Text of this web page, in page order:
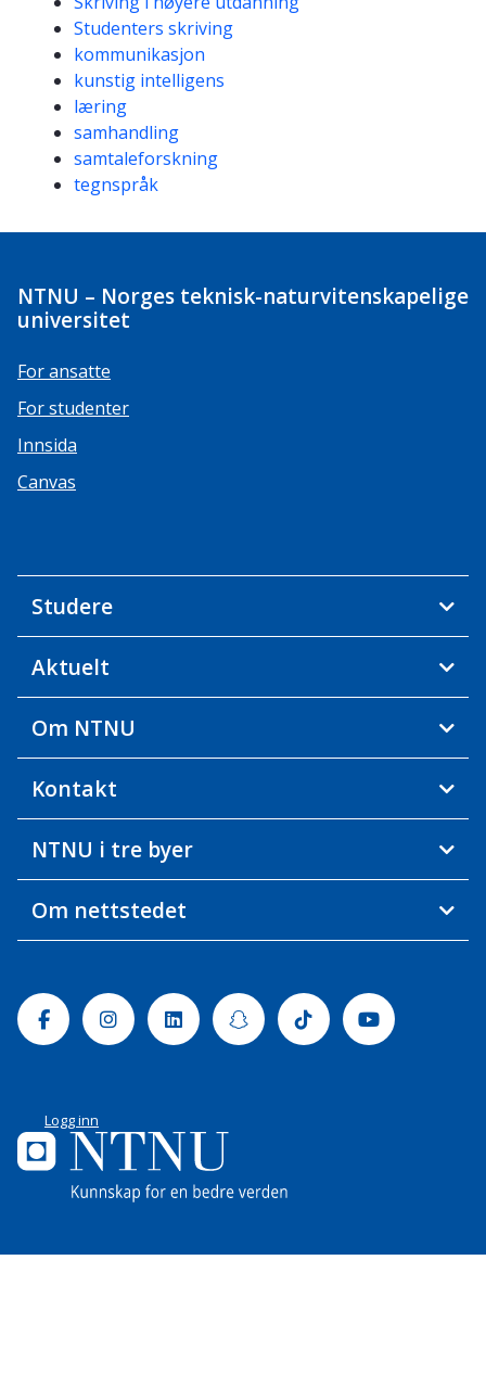
Studenters skriving
kommunikasjon
kunstig intelligens
læring
samhandling
samtaleforskning
tegnspråk
NTNU – Norges teknisk-naturvitenskapelige
universitet
For ansatte
For studenter
Innsida
Canvas
Studere
Aktuelt
Om NTNU
Kontakt
NTNU i tre byer
Om nettstedet
FacebookInstagramLinkedinSnapchatTiktok Youtube
Logg inn